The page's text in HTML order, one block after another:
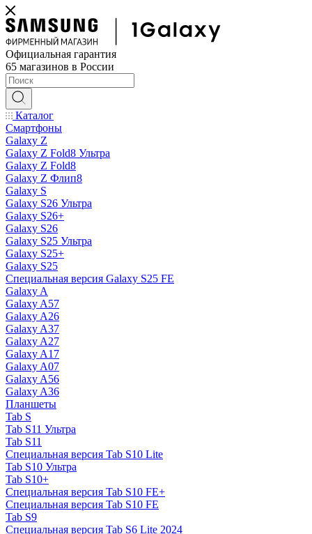
Официальная гарантия
65 магазинов в России
Каталог
Смартфоны
Galaxy Z
Galaxy Z Fold8 Ультра
Galaxy Z Fold8
Galaxy Z Флип8
Galaxy S
Galaxy S26 Ультра
Galaxy S26+
Galaxy S26
Galaxy S25 Ультра
Galaxy S25+
Galaxy S25
Специальная версия Galaxy S25 FE
Galaxy A
Galaxy A57
Galaxy A26
Galaxy A37
Galaxy A27
Galaxy A17
Galaxy A07
Galaxy A56
Galaxy A36
Планшеты
Tab S
Tab S11 Ультра
Tab S11
Специальная версия Tab S10 Lite
Tab S10 Ультра
Tab S10+
Специальная версия Tab S10 FE+
Специальная версия Tab S10 FE
Tab S9
Специальная версия Tab S6 Lite 2024